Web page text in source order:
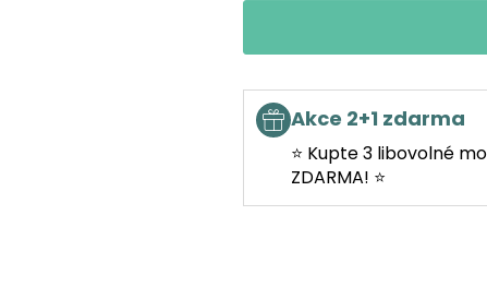
Akce 2+1 zdarma
⭐ Kupte 3 libovolné
ZDARMA! ⭐